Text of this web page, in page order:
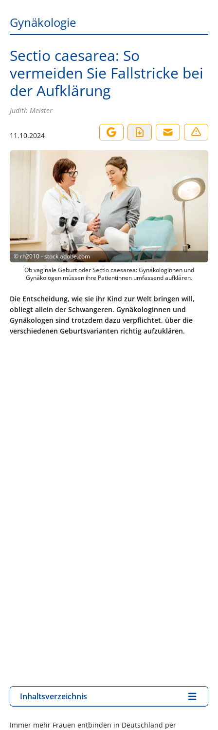
Gynäkologie
Sectio caesarea: So
vermeiden Sie Fallstricke bei
der Aufklärung
Judith Meister
11.10.2024
© rh2010 - stock.adobe.com
Ob vaginale Geburt oder Sectio caesarea: Gynäkologinnen und
Gynäkologen müssen ihre Patientinnen umfassend aufklären.
Die Entscheidung, wie sie ihr Kind zur Welt bringen will,
obliegt allein der Schwangeren. Gynäkologinnen und
Gynäkologen sind trotzdem dazu verpflichtet, über die
verschiedenen Geburtsvarianten richtig aufzuklären.
Inhaltsverzeichnis
Immer mehr Frauen entbinden in Deutschland per